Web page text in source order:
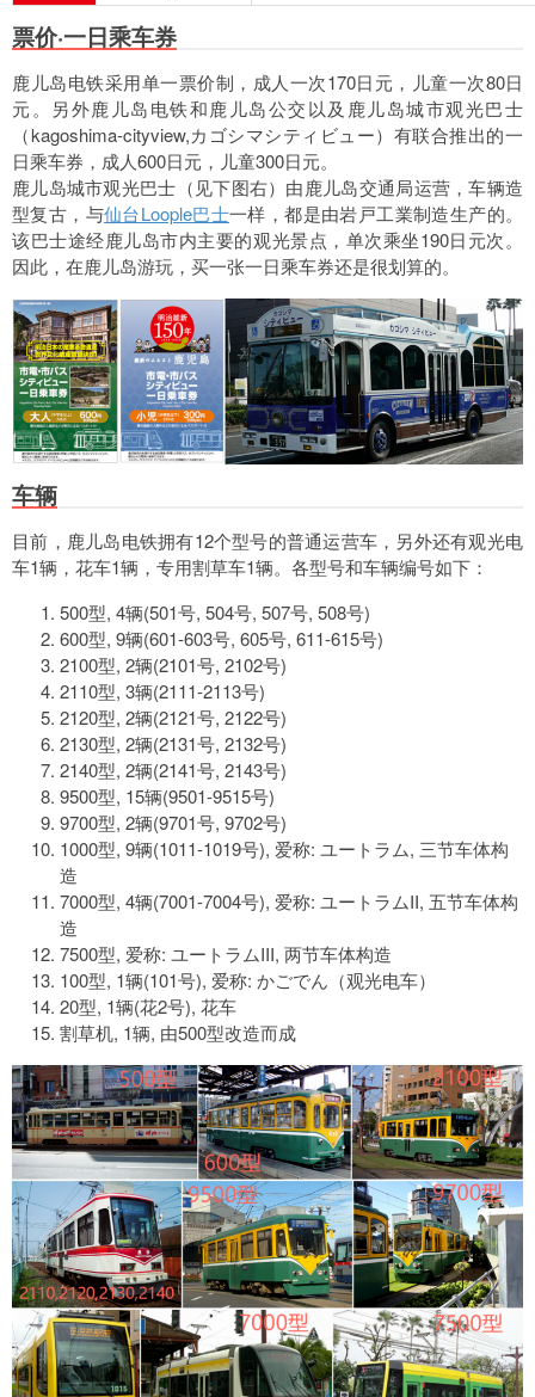
票价·一日乘车券
鹿儿岛电铁采用单一票价制，成人一次170日元，儿童一次80日
元。另外鹿儿岛电铁和鹿儿岛公交以及鹿儿岛城市观光巴士
（kagoshima-cityview,カゴシマシティビュー）有联合推出的一
日乘车券，成人600日元，儿童300日元。
鹿儿岛城市观光巴士（见下图右）由鹿儿岛交通局运营，车辆造
型复古，与仙台Loople巴士一样，都是由岩戸工業制造生产的。
该巴士途经鹿儿岛市内主要的观光景点，单次乘坐190日元次。
因此，在鹿儿岛游玩，买一张一日乘车券还是很划算的。
车辆
目前，鹿儿岛电铁拥有12个型号的普通运营车，另外还有观光电
车1辆，花车1辆，专用割草车1辆。各型号和车辆编号如下：
500型, 4辆(501号, 504号, 507号, 508号)
600型, 9辆(601-603号, 605号, 611-615号)
2100型, 2辆(2101号, 2102号)
2110型, 3辆(2111-2113号)
2120型, 2辆(2121号, 2122号)
2130型, 2辆(2131号, 2132号)
2140型, 2辆(2141号, 2143号)
9500型, 15辆(9501-9515号)
9700型, 2辆(9701号, 9702号)
1000型, 9辆(1011-1019号), 爱称: ユートラム, 三节车体构
造
7000型, 4辆(7001-7004号), 爱称: ユートラムII, 五节车体构
造
7500型, 爱称: ユートラムIII, 两节车体构造
100型, 1辆(101号), 爱称: かごでん（观光电车）
20型, 1辆(花2号), 花车
割草机, 1辆, 由500型改造而成